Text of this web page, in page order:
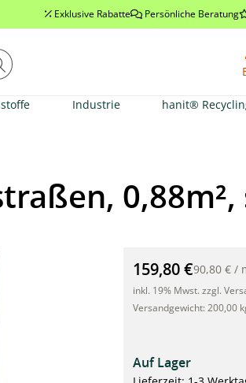
Exklusive Rabatte Persönliche Beratung
Industrie hanit®
0,88m²,
Schwerlastboden-
159,80 €90,80 € /
inkl. 19% Mwst. zzgl.
Versandgewicht: 200,00
Auf Lager